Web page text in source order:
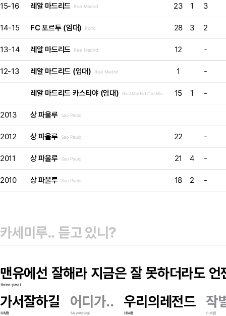
15-16 레알 마드리드 Real Madrid 23 1 3
14-15 FC 포르투 (임대) Porto 28 3 2
13-14 레알 마드리드 Real Madrid 12 -
12-13 레알 마드리드 (임대) Real Madrid 1 -
레알 마드리드 카스티야 (임대) Real Madrid Castilla 15 1 -
2013 상 파울루 Sao Paulo
2012 상 파울루 Sao Paulo 22 -
2011 상 파울루 Sao Paulo 21 4 -
2010 상 파울루 Sao Paulo 18 2 -
맨유에선 잘해라 지금은 잘 못하더라도
three-peat
가서잘하길
HM8
어디가..
NewArrival
우리의레전드
HM8
작
이해빈